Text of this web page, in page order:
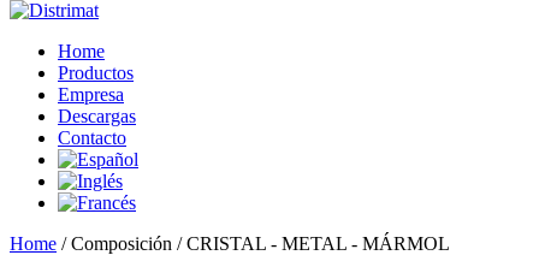
Home
Productos
Empresa
Descargas
Contacto
Home / Composición / CRISTAL - METAL - MÁRMOL